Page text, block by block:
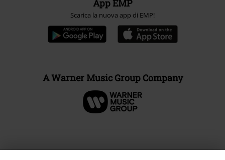
App EMP
Scarica la nuova app di EMP!
A Warner Music Group Company